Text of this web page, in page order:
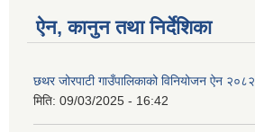
ऐन, कानुन तथा निर्देशिका
छथर जोरपाटी गाउँपालिकाको विनियोजन ऐन २०८२
मिति: 09/03/2025 - 16:42